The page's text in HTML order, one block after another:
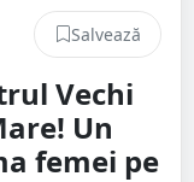
Salvează
Vechi
Un
femei pe